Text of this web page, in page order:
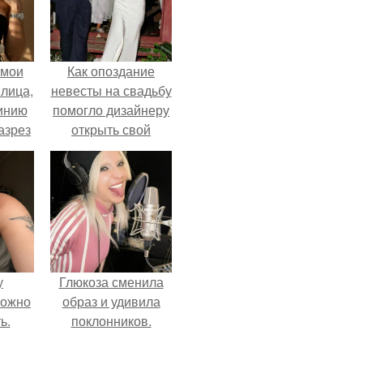
Как опоздание
невесты на свадьбу
помогло дизайнеру
открыть свой
бренд.
Глюкоза сменила
образ и удивила
поклонников.